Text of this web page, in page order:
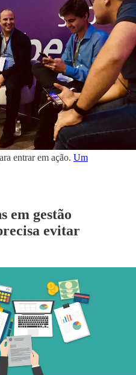
entrar em ação. Um
em gestão
evitar